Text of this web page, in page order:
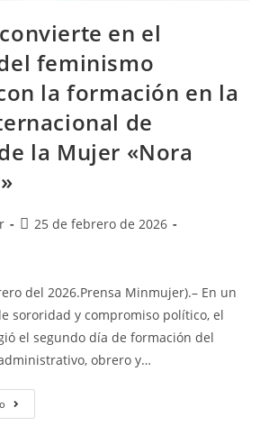
en el
feminismo
la formación en la
de
la Mujer «Nora
25 de febrero de 2026
del 2026.Prensa Minmujer).– En un
sororidad y compromiso político, el
el segundo día de formación del
obrero y…